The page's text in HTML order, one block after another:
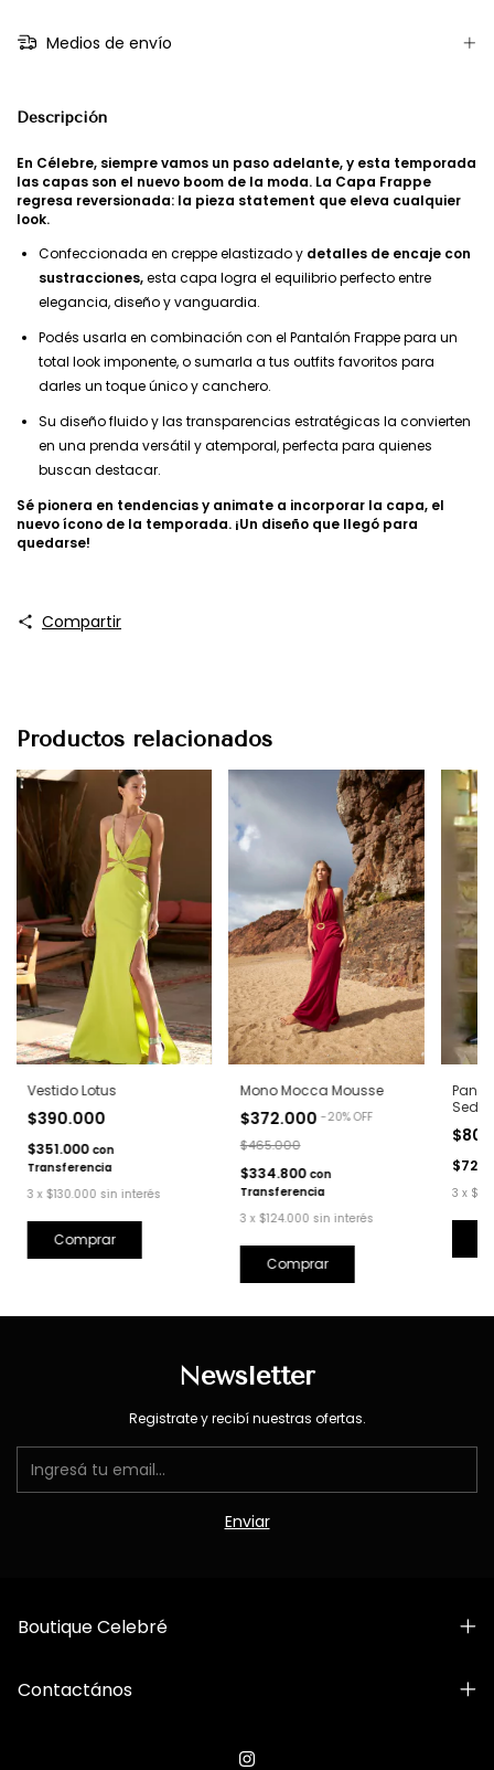
Medios de envío
Descripción
En Célebre, siempre vamos un paso adelante, y esta temporada
las capas son el nuevo boom de la moda. La Capa Frappe
regresa reversionada: la pieza statement que eleva cualquier
look.
Confeccionada en creppe elastizado y detalles de encaje con
sustracciones,esta capa logra el equilibrio perfecto entre
elegancia, diseño y vanguardia.
Podés usarla en combinación con el Pantalón Frappe para un
total look imponente, o sumarla a tus outfits favoritos para
darles un toque único y canchero.
Su diseño fluido y las transparencias estratégicas la convierten
en una prenda versátil y atemporal, perfecta para quienes
buscan destacar.
Sé pionera en tendencias y animate a incorporar la capa, el
nuevo ícono de la temporada. ¡Un diseño que llegó para
quedarse!
Compartir
Productos relacionados
Vestido Lotus
$390.000
$351.000 con
Transferencia
3 x $130.000 sin interés
Comprar
Mono Mocca Mousse
$372.000 -20%OFF
$465.000
$334.800 con
Transferencia
3 x $124.000 sin interés
Comprar
Seda
3 x
Newsletter
Registrate y recibí nuestras ofertas.
Boutique Celebré
Contactános